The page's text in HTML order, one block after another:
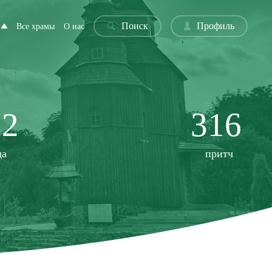
Все храмы О нас Поиск Профиль
316
притч